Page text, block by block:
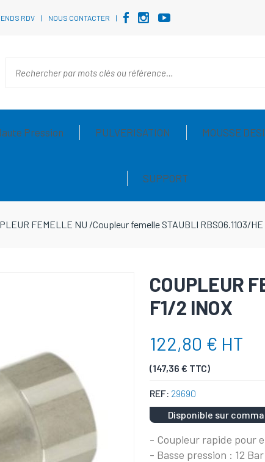
RDV NOUS CONTACTER
Pression PULVERISATION MOUSSE
SUPPORT
FEMELLE NU /Coupleur femelle STAUBLI RBS06.1103/
COUPLEUR
F1/2 INOX
122,80 € HT
(147,36 € TTC)
REF: 29690
Disponible sur
- Coupleur rapide pour
- Basse pression : 12 Bar